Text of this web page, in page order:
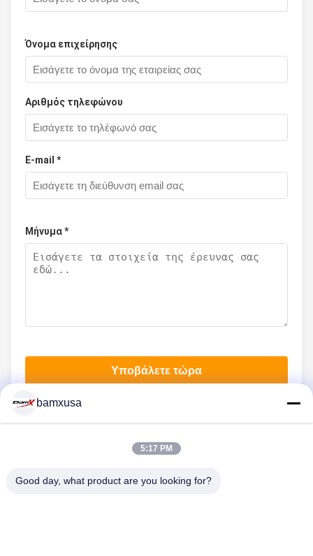
Όνομα επιχείρησης
Αριθμός τηλεφώνου
Ε-mail *
Μήνυμα *
Υποβάλετε τώρα
ΕΠΙΚΟΙΝΩΝΉΣΤΕ ΜΑΖΊ ΜΑΣ
Ε-mail: bamxvanesa@126.com
bamxusa
5:17 PM
Good day, what product are you looking for?